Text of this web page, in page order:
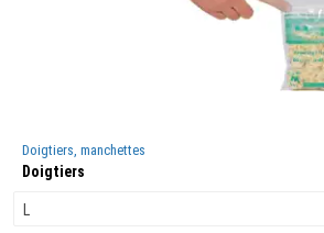
Doigtiers, manchettes
Doigtiers